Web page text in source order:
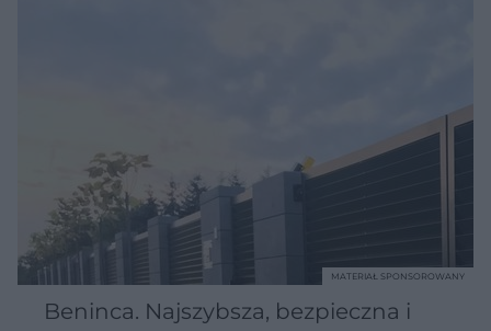
Beninca. Najszybsza, bezpieczna i
MATERIAŁ SPONSOROWANY